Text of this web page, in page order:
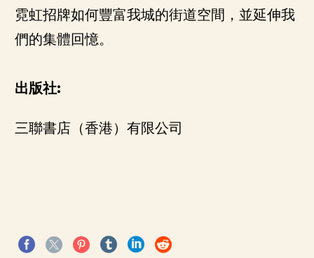
霓虹招牌如何豐富我城的街道空間，並延伸我
們的集體回憶。
出版社:
三聯書店（香港）有限公司